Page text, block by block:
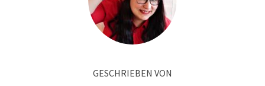
GESCHRIEBEN VON